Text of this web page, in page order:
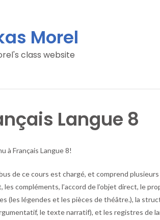
Morel
class website
Langue 8
à Français Langue 8!
de ce cours est chargé, et comprend
les compléments, l’accord de l’objet direct, le
(les légendes et les pièces de théâtre.), la
le texte narratif), et les registres de